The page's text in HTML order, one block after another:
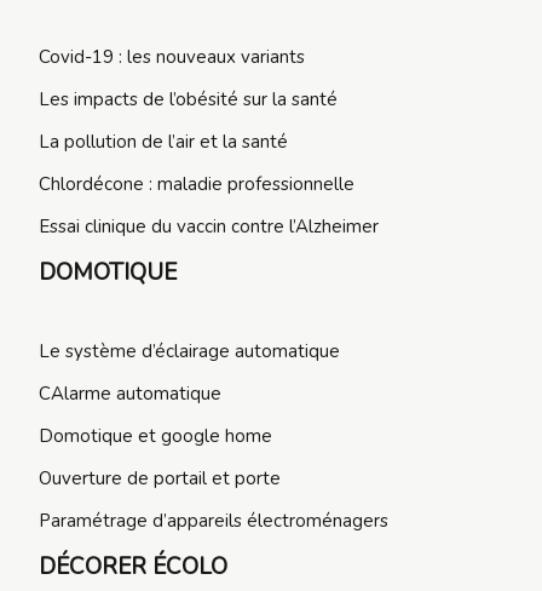
Covid-19 : les nouveaux variants
Les impacts de l’obésité sur la santé
La pollution de l’air et la santé
Chlordécone : maladie professionnelle
Essai clinique du vaccin contre l’Alzheimer
DOMOTIQUE
Le système d’éclairage automatique
CAlarme automatique
Domotique et google home
Ouverture de portail et porte
Paramétrage d’appareils électroménagers
DÉCORER ÉCOLO